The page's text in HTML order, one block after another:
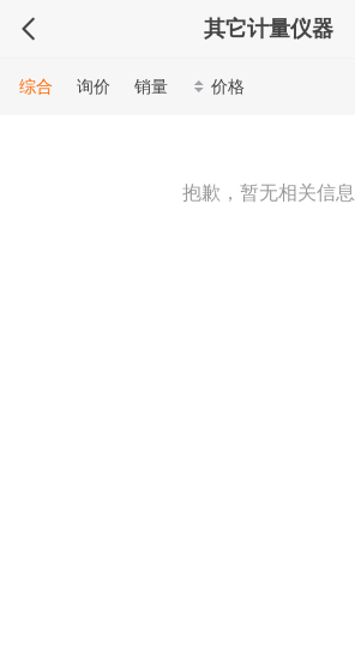
其它计量仪器
综合 询价 销量 价格
抱歉，暂无相关信息